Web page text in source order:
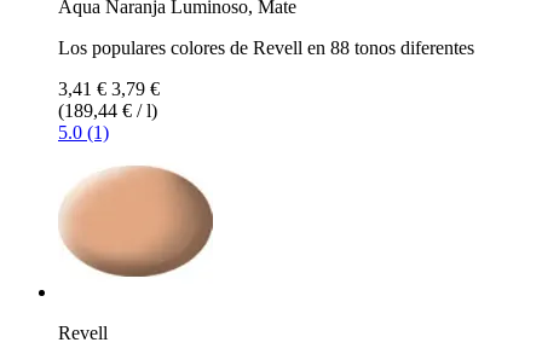
Aqua Naranja Luminoso, Mate
Los populares colores de Revell en 88 tonos diferentes
3,41 € 3,79 €
(189,44 € / l)
5.0 (1)
Revell